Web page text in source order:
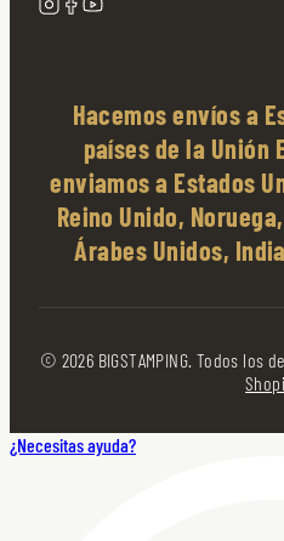
Hacemos envíos a
países de la Unión
enviamos a Estados
Reino Unido,
Árabes Unidos,
© 2026 BIGSTAMPING. Todos los
¿Necesitas ayuda?